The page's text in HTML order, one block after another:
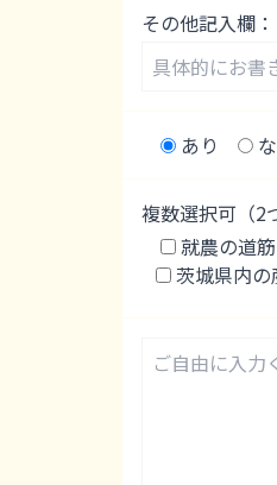
その他記入欄：
あり
複数選択可（2
就農の道
茨城県内の